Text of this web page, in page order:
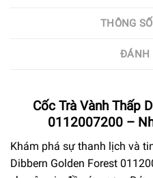
THÔNG
ĐÁNH
Cốc Trà Vành Thấp
0112007200 –
Khám phá sự thanh lịch và
Dibbern Golden Forest